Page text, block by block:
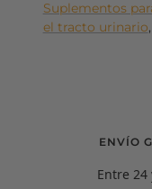
Suplementos
el tracto urinario,
ENVÍO
Entre 24